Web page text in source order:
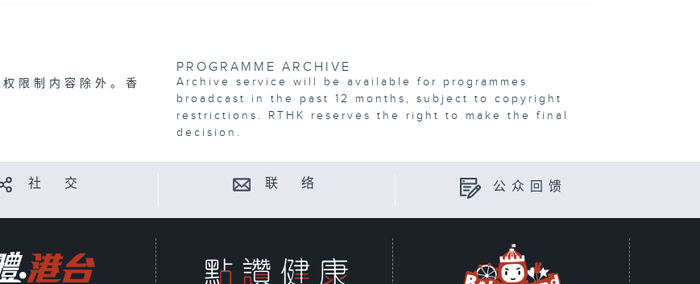
限制内容除外。香
PROGRAMME ARCHIVE
Archive service will be available for programmes
broadcast in the past 12 months, subject to copyright
restrictions. RTHK reserves the right to make the final
decision.
社 交 联 络 公众回馈